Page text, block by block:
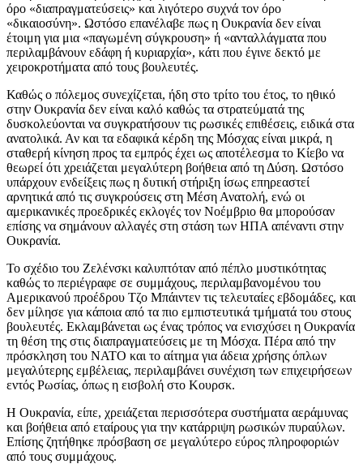
όρο «διαπραγματεύσεις» και λιγότερο συχνά τον όρο
«δικαιοσύνη». Ωστόσο επανέλαβε πως η Ουκρανία δεν είναι
έτοιμη για μια «παγωμένη σύγκρουση» ή «ανταλλάγματα που
περιλαμβάνουν εδάφη ή κυριαρχία», κάτι που έγινε δεκτό με
χειροκροτήματα από τους βουλευτές.
Καθώς ο πόλεμος συνεχίζεται, ήδη στο τρίτο του έτος, το ηθικό
στην Ουκρανία δεν είναι καλό καθώς τα στρατεύματά της
δυσκολεύονται να συγκρατήσουν τις ρωσικές επιθέσεις, ειδικά στα
ανατολικά. Αν και τα εδαφικά κέρδη της Μόσχας είναι μικρά, η
σταθερή κίνηση προς τα εμπρός έχει ως αποτέλεσμα το Κίεβο να
θεωρεί ότι χρειάζεται μεγαλύτερη βοήθεια από τη Δύση. Ωστόσο
υπάρχουν ενδείξεις πως η δυτική στήριξη ίσως επηρεαστεί
αρνητικά από τις συγκρούσεις στη Μέση Ανατολή, ενώ οι
αμερικανικές προεδρικές εκλογές τον Νοέμβριο θα μπορούσαν
επίσης να σημάνουν αλλαγές στη στάση των ΗΠΑ απέναντι στην
Ουκρανία.
Το σχέδιο του Ζελένσκι καλυπτόταν από πέπλο μυστικότητας
καθώς το περιέγραφε σε συμμάχους, περιλαμβανομένου του
Αμερικανού προέδρου Τζο Μπάιντεν τις τελευταίες εβδομάδες, και
δεν μίλησε για κάποια από τα πιο εμπιστευτικά τμήματά του στους
βουλευτές. Εκλαμβάνεται ως ένας τρόπος να ενισχύσει η Ουκρανία
τη θέση της στις διαπραγματεύσεις με τη Μόσχα. Πέρα από την
πρόσκληση του ΝΑΤΟ και το αίτημα για άδεια χρήσης όπλων
μεγαλύτερης εμβέλειας, περιλαμβάνει συνέχιση των επιχειρήσεων
εντός Ρωσίας, όπως η εισβολή στο Κουρσκ.
Η Ουκρανία, είπε, χρειάζεται περισσότερα συστήματα αεράμυνας
και βοήθεια από εταίρους για την κατάρριψη ρωσικών πυραύλων.
Επίσης ζητήθηκε πρόσβαση σε μεγαλύτερο εύρος πληροφοριών
από τους συμμάχους.